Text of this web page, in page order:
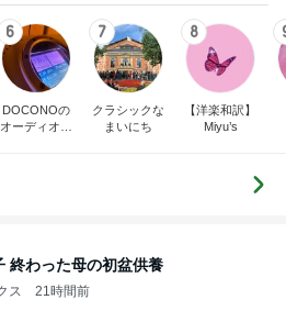
6
DOCONOの
オーディオ礼
7
クラシックな
まいにち
8
【洋楽和訳】
Miyu’s
終わった母の初盆供養
ス 21時間前